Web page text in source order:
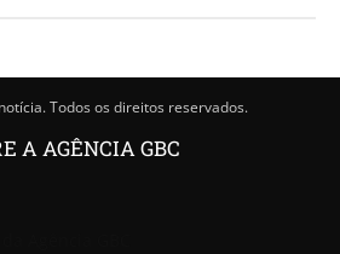
Todos os direitos reservados.
A AGÊNCIA GBC